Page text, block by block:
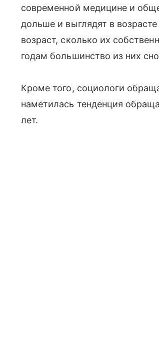
современной медицине и
дольше и выглядят в
возраст, сколько их
годам большинство из них
Кроме того, социологи
наметилась тенденция
лет.